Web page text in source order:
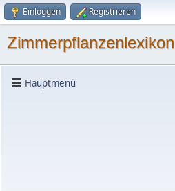
Einloggen Registrieren
Zimmerpflanzenlexikon
Hauptmenü